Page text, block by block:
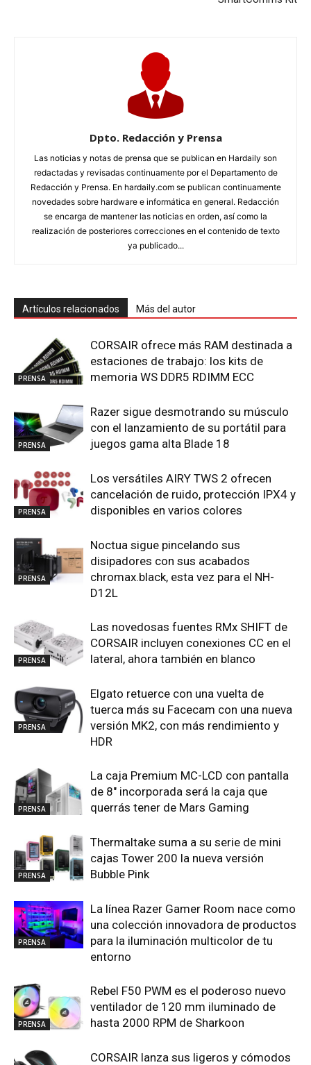
Dpto. Redacción y Prensa
Las noticias y notas de prensa que se publican en Hardaily son
redactadas y revisadas continuamente por el Departamento de
Redacción y Prensa. En hardaily.com se publican continuamente
novedades sobre hardware e informática en general. Redacción
se encarga de mantener las noticias en orden, así como la
realización de posteriores correcciones en el contenido de texto
ya publicado...
Artículos relacionados Más del autor
PRENSA
CORSAIR ofrece más RAM destinada a
estaciones de trabajo: los kits de
memoria WS DDR5 RDIMM ECC
PRENSA
Razer sigue desmotrando su músculo
con el lanzamiento de su portátil para
juegos gama alta Blade 18
PRENSA
Los versátiles AIRY TWS 2 ofrecen
cancelación de ruido, protección IPX4 y
disponibles en varios colores
PRENSA
Noctua sigue pincelando sus
disipadores con sus acabados
chromax.black, esta vez para el NH-
D12L
PRENSA
Las novedosas fuentes RMx SHIFT de
CORSAIR incluyen conexiones CC en el
lateral, ahora también en blanco
PRENSA
Elgato retuerce con una vuelta de
tuerca más su Facecam con una nueva
versión MK2, con más rendimiento y
HDR
PRENSA
La caja Premium MC-LCD con pantalla
de 8″ incorporada será la caja que
querrás tener de Mars Gaming
PRENSA
Thermaltake suma a su serie de mini
cajas Tower 200 la nueva versión
Bubble Pink
PRENSA
La línea Razer Gamer Room nace como
una colección innovadora de productos
para la iluminación multicolor de tu
entorno
PRENSA
Rebel F50 PWM es el poderoso nuevo
ventilador de 120 mm iluminado de
hasta 2000 RPM de Sharkoon
CORSAIR lanza sus ligeros y cómodos